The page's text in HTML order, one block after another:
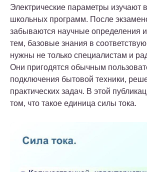
Электрические параметры изучают
школьных программ. После
забываются научные
тем, базовые знания в
нужны не только специалистам и
Они пригодятся обычным
подключения бытовой техники,
практических задач. В этой
том, что такое единица силы тока.